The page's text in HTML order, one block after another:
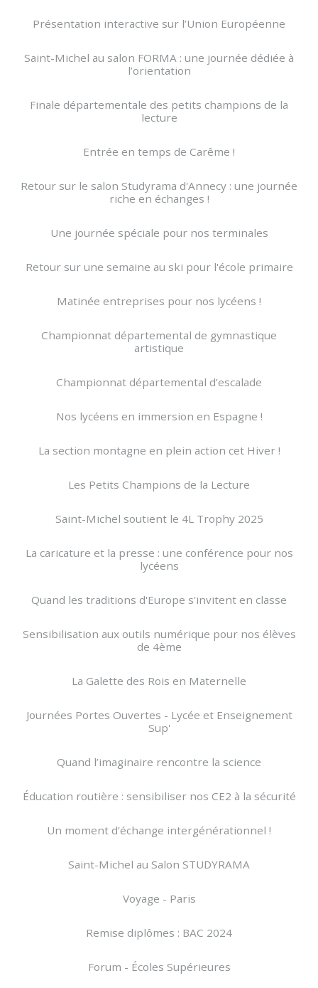
Présentation interactive sur l’Union Européenne
Saint-Michel au salon FORMA : une journée dédiée à
l’orientation
Finale départementale des petits champions de la
lecture
Entrée en temps de Carême !
Retour sur le salon Studyrama d'Annecy : une journée
riche en échanges !
Une journée spéciale pour nos terminales
Retour sur une semaine au ski pour l'école primaire
Matinée entreprises pour nos lycéens !
Championnat départemental de gymnastique
artistique
Championnat départemental d’escalade
Nos lycéens en immersion en Espagne !
La section montagne en plein action cet Hiver !
Les Petits Champions de la Lecture
Saint-Michel soutient le 4L Trophy 2025
La caricature et la presse : une conférence pour nos
lycéens
Quand les traditions d'Europe s'invitent en classe
Sensibilisation aux outils numérique pour nos élèves
de 4ème
La Galette des Rois en Maternelle
Journées Portes Ouvertes - Lycée et Enseignement
Sup'
Quand l’imaginaire rencontre la science
Éducation routière : sensibiliser nos CE2 à la sécurité
Un moment d’échange intergénérationnel !
Saint-Michel au Salon STUDYRAMA
Voyage - Paris
Remise diplômes : BAC 2024
Forum - Écoles Supérieures